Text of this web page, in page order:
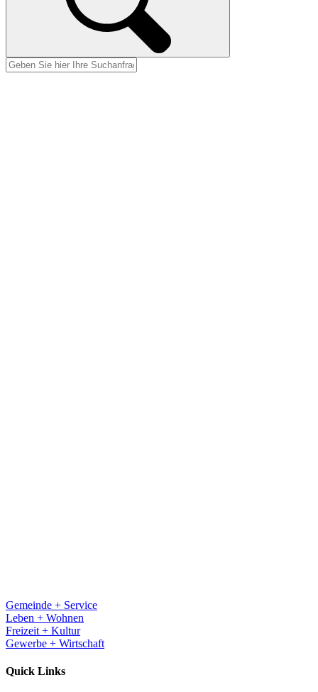
Gemeinde + Service
Leben + Wohnen
Freizeit + Kultur
Gewerbe + Wirtschaft
Quick Links